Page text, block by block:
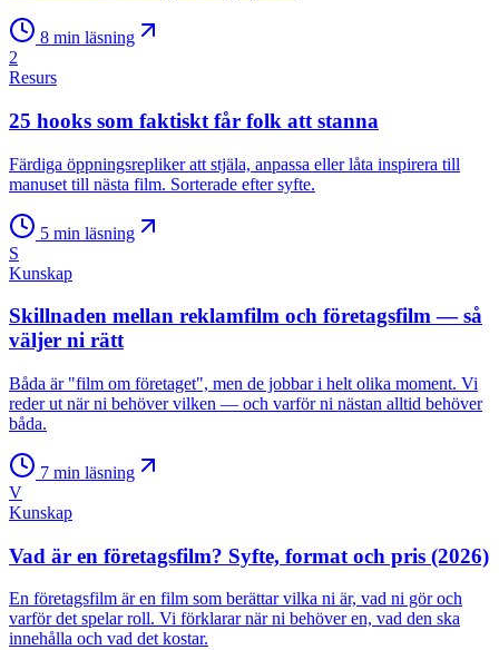
8 min läsning
2
Resurs
25 hooks som faktiskt får folk att stanna
Färdiga öppningsrepliker att stjäla, anpassa eller låta inspirera till
manuset till nästa film. Sorterade efter syfte.
5 min läsning
S
Kunskap
Skillnaden mellan reklamfilm och företagsfilm — så
väljer ni rätt
Båda är "film om företaget", men de jobbar i helt olika moment. Vi
reder ut när ni behöver vilken — och varför ni nästan alltid behöver
båda.
7 min läsning
V
Kunskap
Vad är en företagsfilm? Syfte, format och pris (2026)
En företagsfilm är en film som berättar vilka ni är, vad ni gör och
varför det spelar roll. Vi förklarar när ni behöver en, vad den ska
innehålla och vad det kostar.